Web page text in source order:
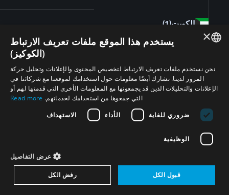
الكويت(1)
قطر(5)
الجمهورية العربية السورية
مصر(1)
الإمارات العربية المتحدة
ARABIC
FRENCH
HEBREW
×
يستخدم هذا الموقع ملفات تعريف الارتباط
(الكوكيز)
نحن نستخدم ملفات تعريف الارتباط لتخصيص المحتوى والإعلانات وتحليل حركة
المرور لدينا. نشارك أيضًا معلومات حول استخدامك لموقعنا مع شركائنا في
الإعلانات والتحليلات الذين قد يجمعونها مع المعلومات الأخرى التي قدمتها لهم أو
التي جمعوها من استخدامك لخدماتهم. Read more
ضروري للغاية
الأداء الاستهداف
الوظيفية
عرض التفاصيل
قبول الكل رفض الكل